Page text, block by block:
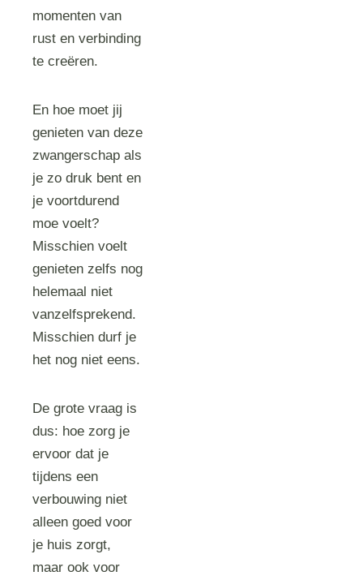
momenten van
rust en verbinding
te creëren.
En hoe moet jij
genieten van deze
zwangerschap als
je zo druk bent en
je voortdurend
moe voelt?
Misschien voelt
genieten zelfs nog
helemaal niet
vanzelfsprekend.
Misschien durf je
het nog niet eens.
De grote vraag is
dus: hoe zorg je
ervoor dat je
tijdens een
verbouwing niet
alleen goed voor
je huis zorgt,
maar ook voor